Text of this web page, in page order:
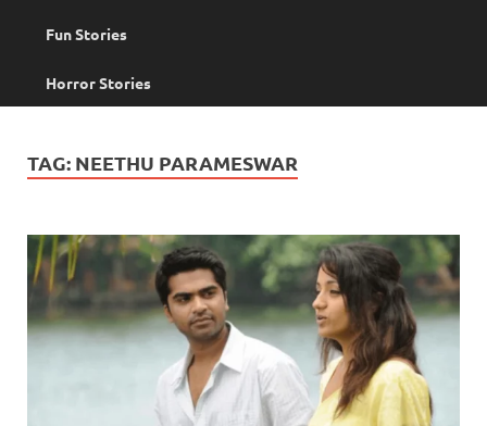
Fun Stories
Horror Stories
TAG: NEETHU PARAMESWAR